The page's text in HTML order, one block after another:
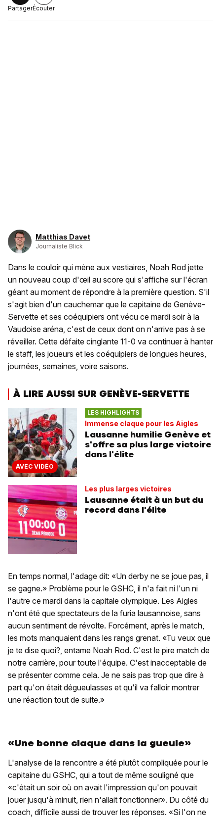
PartagerÉcouter
Matthias Davet
Journaliste Blick
Dans le couloir qui mène aux vestiaires, Noah Rod jette
un nouveau coup d'œil au score qui s'affiche sur l'écran
géant au moment de répondre à la première question. S'il
s'agit bien d'un cauchemar que le capitaine de Genève-
Servette et ses coéquipiers ont vécu ce mardi soir à la
Vaudoise aréna, c'est de ceux dont on n'arrive pas à se
réveiller. Cette défaite cinglante 11-0 va continuer à hanter
le staff, les joueurs et les coéquipiers de longues heures,
journées, semaines, voire saisons.
À LIRE AUSSI SUR GENÈVE-SERVETTE
AVEC VIDÉO
LES HIGHLIGHTS
Immense claque pour les Aigles
Lausanne humilie Genève et
s'offre sa plus large victoire
dans l'élite
Les plus larges victoires
Lausanne était à un but du
record dans l'élite
En temps normal, l'adage dit: «Un derby ne se joue pas, il
se gagne.» Problème pour le GSHC, il n'a fait ni l'un ni
l'autre ce mardi dans la capitale olympique. Les Aigles
n'ont été que spectateurs de la furia lausannoise, sans
aucun sentiment de révolte. Forcément, après le match,
les mots manquaient dans les rangs grenat. «Tu veux que
je te dise quoi?, entame Noah Rod. C'est le pire match de
notre carrière, pour toute l'équipe. C'est inacceptable de
se présenter comme cela. Je ne sais pas trop que dire à
part qu'on était dégueulasses et qu'il va falloir montrer
une réaction tout de suite.»
«Une bonne claque dans la gueule»
L'analyse de la rencontre a été plutôt compliquée pour le
capitaine du GSHC, qui a tout de même souligné que
«c'était un soir où on avait l'impression qu'on pouvait
jouer jusqu'à minuit, rien n'allait fonctionner». Du côté du
coach, difficile aussi de trouver les réponses. «Si l'on ne